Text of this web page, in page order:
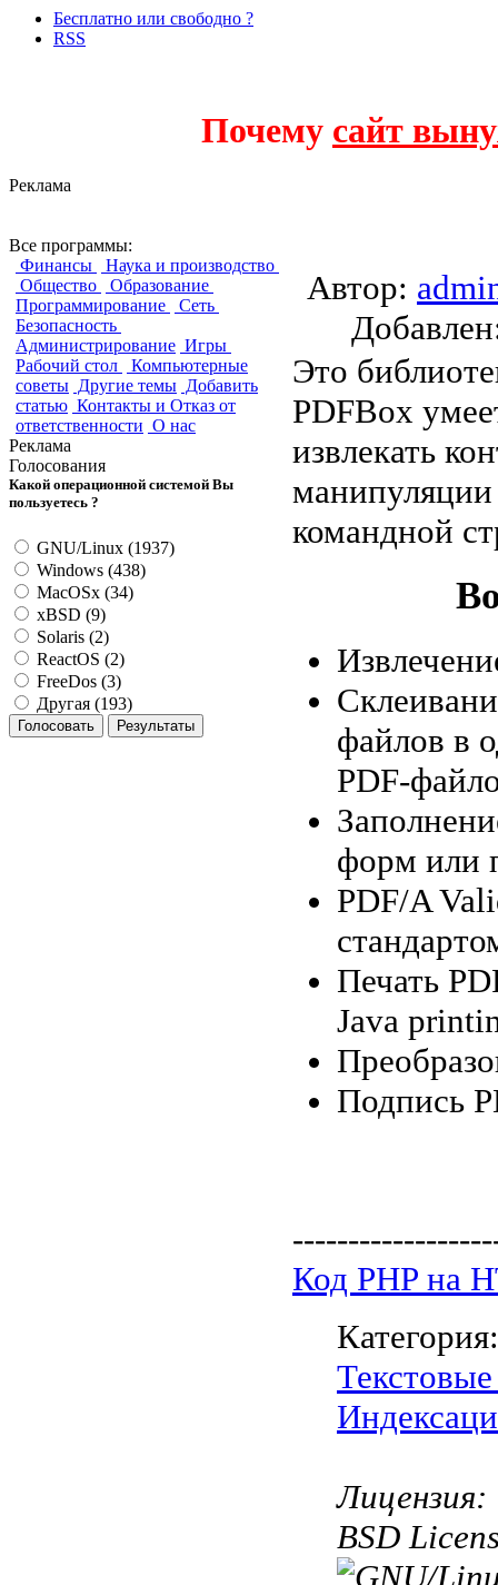
Бесплатно или свободно ?
RSS
Почему сайт
Реклама
Все программы:
Финансы
Наука и производство
Общество
Образование
Программирование
Сеть
Безопасность
Администрирование Игры
Рабочий стол
Компьютерные
советы Другие темы Добавить
статью Контакты и Отказ от
ответственности О нас
Реклама
Голосования
Какой операционной системой Вы
пользуетесь ?
GNU/Linux (1937)
Windows (438)
MacOSx (34)
xBSD (9)
Solaris (2)
ReactOS (2)
FreeDos (3)
Другая (193)
Автор:
Это
PDFBox
извлекать
манипуляции
командной
файлов в
PDF-
форм или
PDF/A
Печать
Java
Подпись
Код PHP на
Лицензия:
BSD